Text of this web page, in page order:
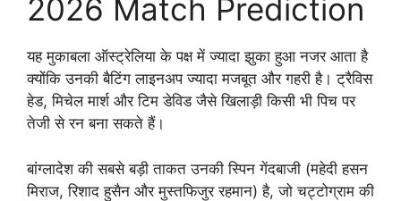
2026 Match Prediction
यह मुकाबला ऑस्ट्रेलिया के पक्ष में ज्यादा झुका हुआ नजर आता है
क्योंकि उनकी बैटिंग लाइनअप ज्यादा मजबूत और गहरी है। ट्रैविस
हेड, मिचेल मार्श और टिम डेविड जैसे खिलाड़ी किसी भी पिच पर
तेजी से रन बना सकते हैं।
बांग्लादेश की सबसे बड़ी ताकत उनकी स्पिन गेंदबाजी (महेदी हसन
मिराज, रिशाद हुसैन और मुस्तफिजुर रहमान) है, जो चट्टोग्राम की